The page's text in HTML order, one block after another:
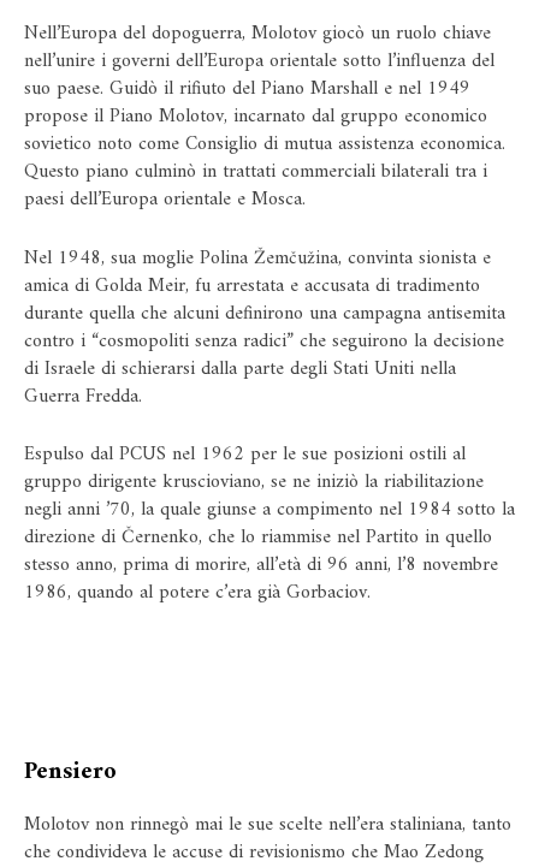
Nell’Europa del dopoguerra, Molotov giocò un ruolo chiave
nell’unire i governi dell’Europa orientale sotto l’influenza del
suo paese. Guidò il rifiuto del Piano Marshall e nel 1949
propose il Piano Molotov, incarnato dal gruppo economico
sovietico noto come Consiglio di mutua assistenza economica.
Questo piano culminò in trattati commerciali bilaterali tra i
paesi dell’Europa orientale e Mosca.
Nel 1948, sua moglie Polina Žemčužina, convinta sionista e
amica di Golda Meir, fu arrestata e accusata di tradimento
durante quella che alcuni definirono una campagna antisemita
contro i “cosmopoliti senza radici” che seguirono la decisione
di Israele di schierarsi dalla parte degli Stati Uniti nella
Guerra Fredda.
Espulso dal PCUS nel 1962 per le sue posizioni ostili al
gruppo dirigente kruscioviano, se ne iniziò la riabilitazione
negli anni ’70, la quale giunse a compimento nel 1984 sotto la
direzione di Černenko, che lo riammise nel Partito in quello
stesso anno, prima di morire, all’età di 96 anni, l’8 novembre
1986, quando al potere c’era già Gorbaciov.
Pensiero
Molotov non rinnegò mai le sue scelte nell’era staliniana, tanto
che condivideva le accuse di revisionismo che Mao Zedong